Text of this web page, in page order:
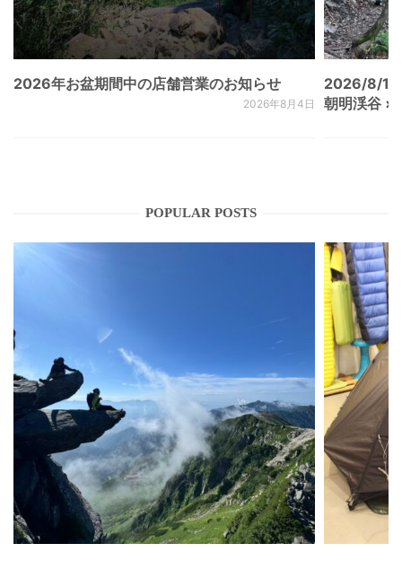
2026年お盆期間中の店舗営業のお知らせ
2026年8月4日
2026/8/
朝明渓谷 ×
POPULAR POSTS